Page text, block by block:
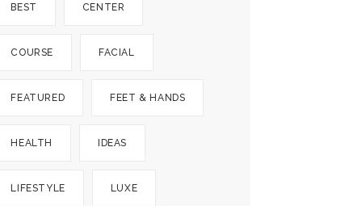
BEST CENTER
COURSE FACIAL
FEATURED FEET & HANDS
HEALTH IDEAS
LIFESTYLE LUXE